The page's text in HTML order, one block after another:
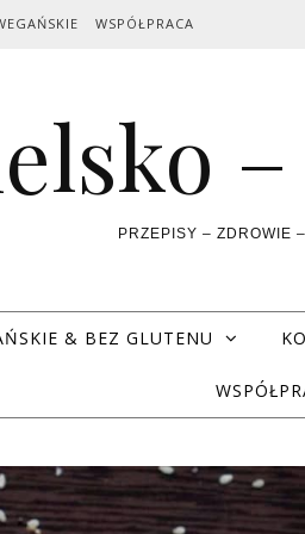
WSPÓŁPRACA
PRZEPISY – ZDROWIE
& BEZ GLUTENU